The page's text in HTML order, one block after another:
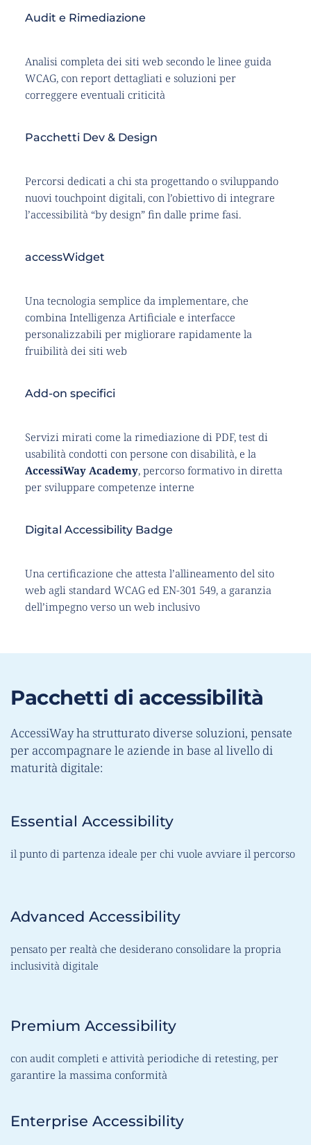
Audit e Rimediazione
Analisi completa dei siti web secondo le linee guida
WCAG, con report dettagliati e soluzioni per
correggere eventuali criticità
Pacchetti Dev & Design
Percorsi dedicati a chi sta progettando o sviluppando
nuovi touchpoint digitali, con l’obiettivo di integrare
l’accessibilità “by design” fin dalle prime fasi.
accessWidget
Una tecnologia semplice da implementare, che
combina Intelligenza Artificiale e interfacce
personalizzabili per migliorare rapidamente la
fruibilità dei siti web
Add-on specifici
Servizi mirati come la rimediazione di PDF, test di
AccessiWay Academy, percorso formativo in diretta
per sviluppare competenze interne
Digital Accessibility Badge
Una certificazione che attesta l’allineamento del sito
web agli standard WCAG ed EN-301 549, a garanzia
dell’impegno verso un web inclusivo
Pacchetti di accessibilità
AccessiWay ha strutturato diverse soluzioni, pensate
per accompagnare le aziende in base al livello di
maturità digitale:
Essential Accessibility
il punto di partenza ideale per chi vuole avviare il percorso
Advanced Accessibility
pensato per realtà che desiderano consolidare la propria
inclusività digitale
Premium Accessibility
con audit completi e attività periodiche di retesting, per
garantire la massima conformità
Enterprise Accessibility